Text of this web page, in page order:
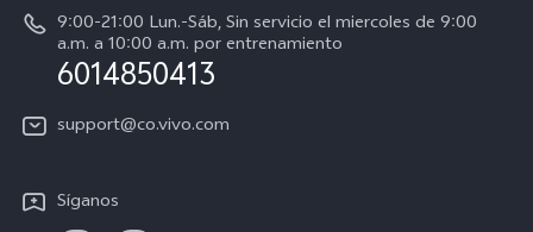
Centro de privacidad de vivo
Accesibilidad
9:00-21:00 Lun.-Sáb, Sin servicio el miercoles de 9:00
a.m. a 10:00 a.m. por entrenamiento
6014850413
support@co.vivo.com
Síganos